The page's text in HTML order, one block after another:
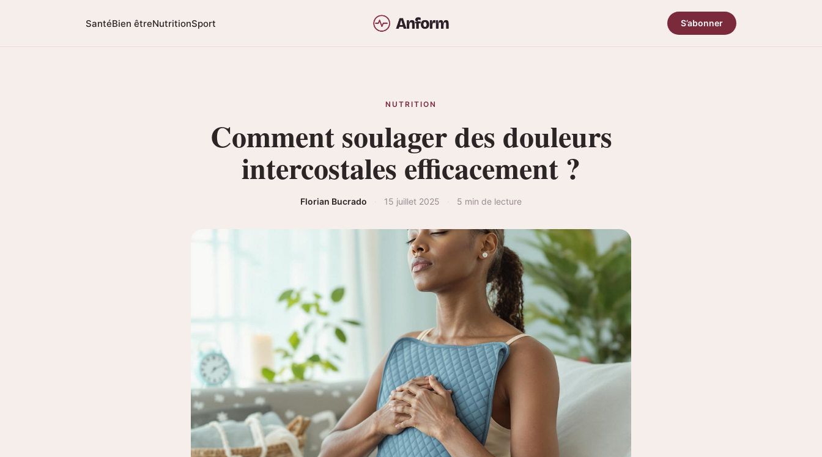
SantéBien êtreNutritionSport S’abonner
NUTRITION
Comment soulager des douleurs
intercostales efficacement ?
Florian Bucrado 15 juillet 2025 5 min de lecture